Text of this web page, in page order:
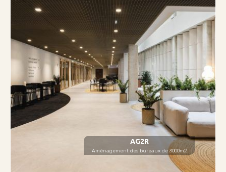
AG2R
Aménagement des bureaux de 3000m2